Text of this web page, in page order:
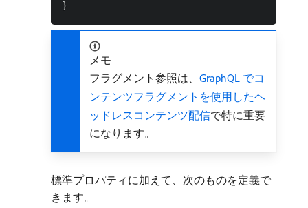
メモ
フラグメント参照は、 GraphQL でコ
ンテンツフラグメントを使用したヘ
ッドレスコンテンツ配信で特に重要
になります。
標準プロパティに加えて、次のものを定義で
きます。